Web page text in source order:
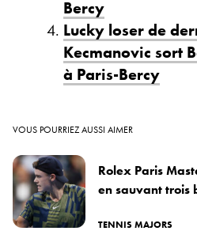
Bercy
Lucky loser de
Kecmanovic sort
à Paris-Bercy
VOUS POURRIEZ AUSSI AIMER
Rolex Paris
en sauvant trois
TENNIS MAJORS